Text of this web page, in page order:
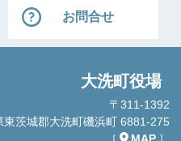
お問合せ
大洗町役場
〒311-1392
東茨城郡大洗町磯浜町 6881-275
［
MAP ］